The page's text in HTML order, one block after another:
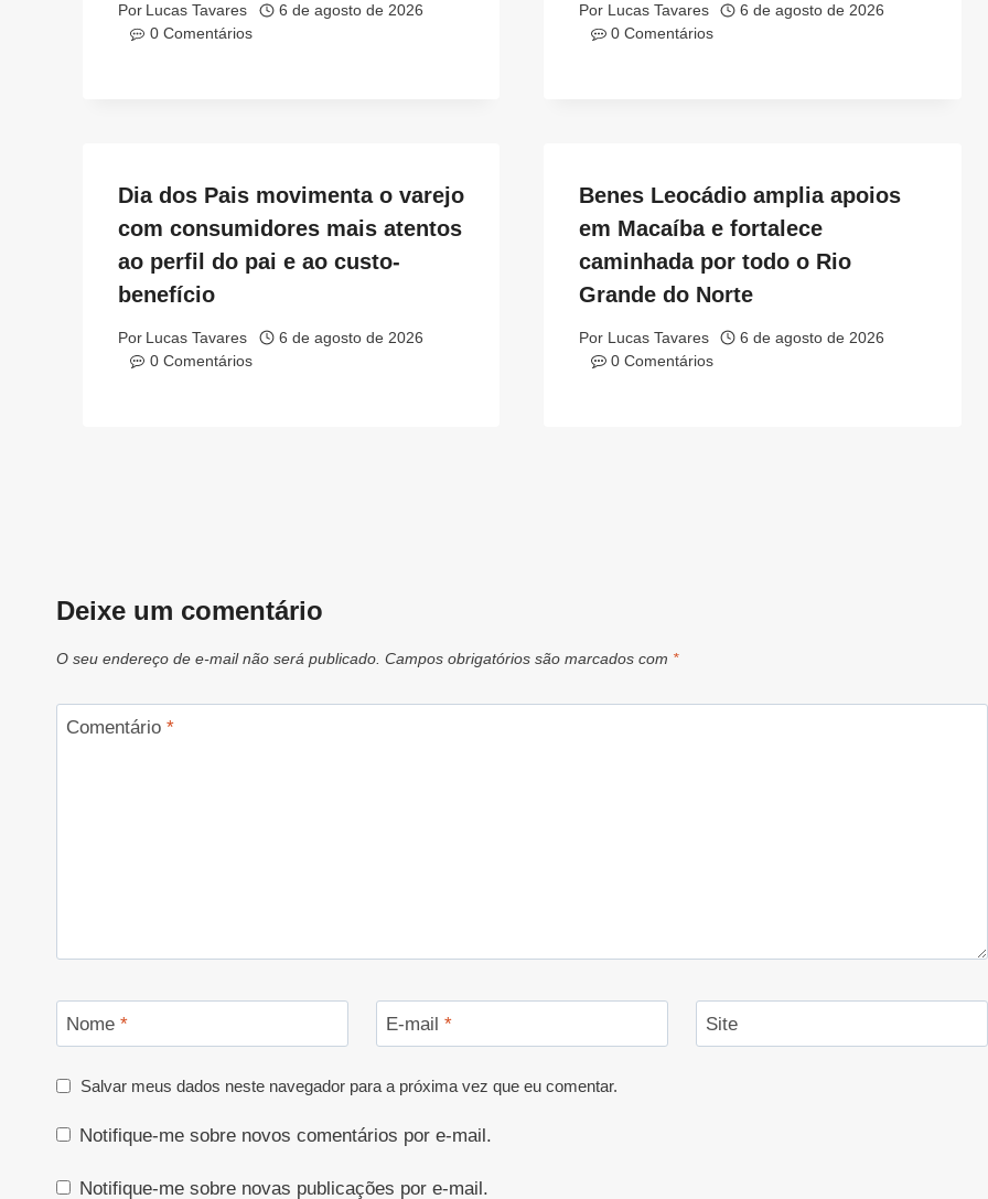
Por Lucas Tavares
6 de agosto de 2026
0 Comentários
Por Lucas Tavares
6 de agosto de 2026
0 Comentários
Dia dos Pais movimenta o varejo
com consumidores mais atentos
ao perfil do pai e ao custo-
benefício
Por Lucas Tavares
6 de agosto de 2026
0 Comentários
Benes Leocádio amplia apoios
em Macaíba e fortalece
caminhada por todo o Rio
Grande do Norte
Por Lucas Tavares
6 de agosto de 2026
0 Comentários
Deixe um comentário
O seu endereço de e-mail não será publicado. Campos obrigatórios são marcados com *
Comentário *
Nome * E-mail * Site
Salvar meus dados neste navegador para a próxima vez que eu comentar.
Notifique-me sobre novos comentários por e-mail.
Notifique-me sobre novas publicações por e-mail.